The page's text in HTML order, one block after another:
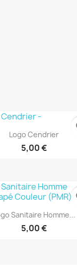
 Aperçu rapide
Logo Cendrier
5,00 €
Aperçu rapide
Sanitaire Homme...
5,00 €